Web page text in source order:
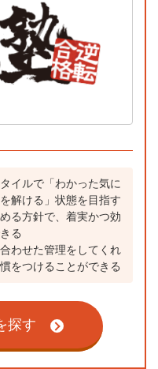
イルで「わかった気に
解ける」状態を目指す
る方針で、着実かつ効
る
わせた管理をしてくれ
をつけることができる
探す